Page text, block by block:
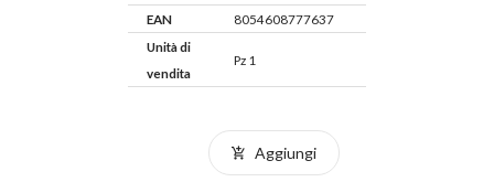
EAN
8054608777637
Unità di
vendita
Pz 1
Aggiungi